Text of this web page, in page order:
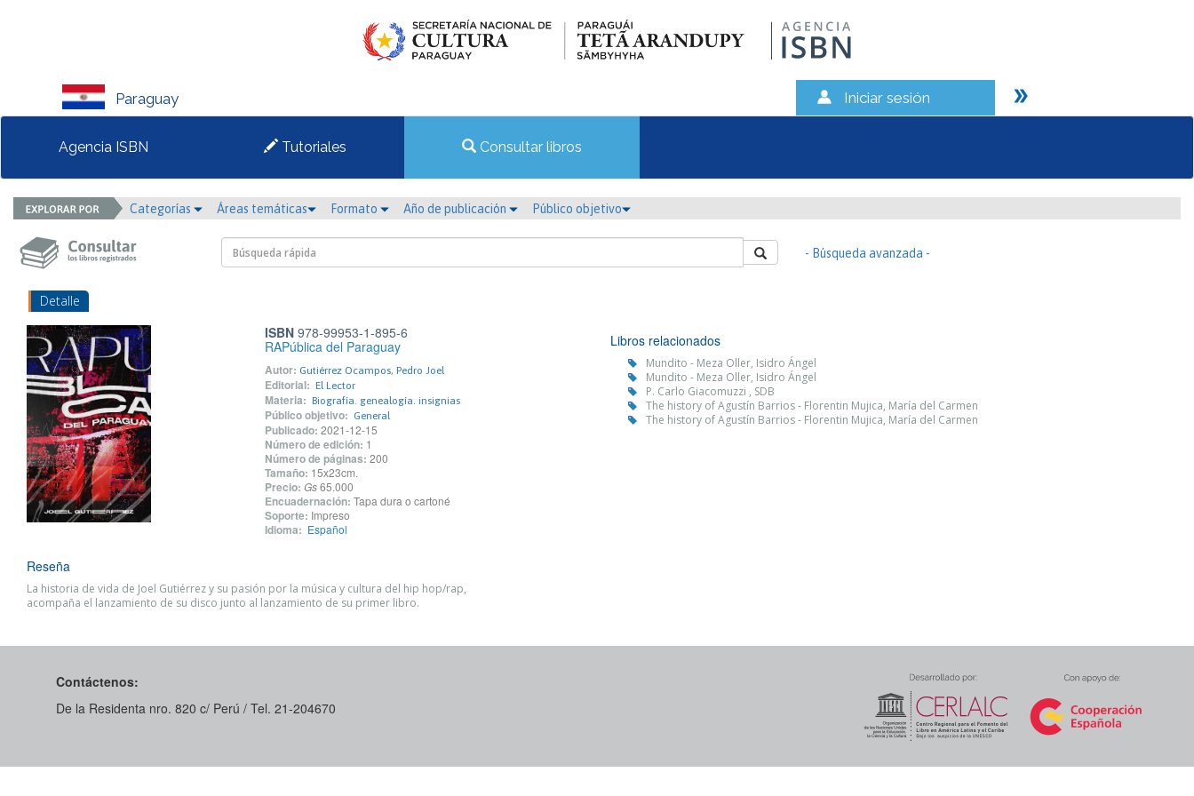
Paraguay Iniciar sesión
Agencia ISBN Tutoriales Consultar libros
Categorías Áreas temáticas Formato Año de publicación Público objetivo
- Búsqueda avanzada -
Detalle
ISBN978-99953-1-895-6
RAPública del Paraguay
Autor: Gutiérrez Ocampos, Pedro Joel
Editorial: El Lector
Materia: Biografía. genealogía. insignias
Público objetivo: General
Publicado: 2021-12-15
Número de edición: 1
Número de páginas: 200
Tamaño: 15x23cm.
Precio: Gs65.000
Encuadernación: Tapa dura o cartoné
Soporte: Impreso
Idioma: Español
Libros relacionados
Mundito - Meza Oller, Isidro Ángel
Mundito - Meza Oller, Isidro Ángel
P. Carlo Giacomuzzi , SDB
The history of Agustín Barrios - Florentin Mujica, María del Carmen
The history of Agustín Barrios - Florentin Mujica, María del Carmen
Reseña
La historia de vida de Joel Gutiérrez y su pasión por la música y cultura del hip hop/rap,
acompaña el lanzamiento de su disco junto al lanzamiento de su primer libro.
Contáctenos:
De la Residenta nro. 820 c/ Perú / Tel. 21-204670